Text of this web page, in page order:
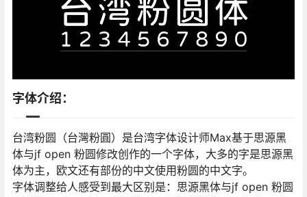
字体介绍：
台湾粉圆（台灣粉圓）是台湾字体设计师Max基于思源黑
体与jf open 粉圆修改创作的一个字体，大多的字是思源黑
体为主，欧文还有部份的中文使用粉圆的中文字。
字体调整给人感受到最大区别是：思源黑体与jf open 粉圆